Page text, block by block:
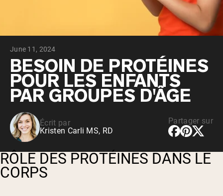
Whey de lait de vache nourrie à l'herbe à
Whey de vache nourrie à l'herbe
Shop All Protéines En Poudre
PROTÉINES VÉGANESMeilleure Vente
Protéine de pois
June 11, 2024
BESOIN DE PROTÉINES
POUR LES ENFANTS
PAR GROUPES D'ÂGE
Écrit par
Kristen Carli MS, RD
Partager sur
RÔLE DES PROTÉINES DANS LE
CORPS